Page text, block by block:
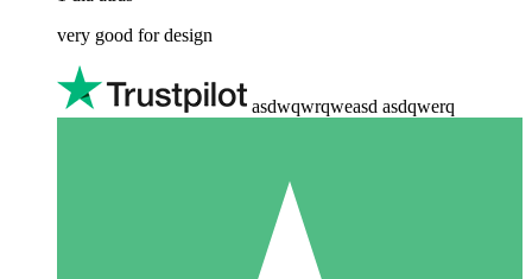
very good for design
asdwqwrqweasd asdqwerq